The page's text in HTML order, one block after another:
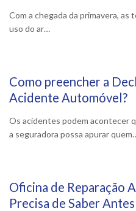
Com a chegada da primavera, as
uso do ar…
27 Fevereiro, 2025
Como preencher a
Acidente Automóvel?
Os acidentes podem acontecer
a seguradora possa apurar
17 Fevereiro, 2025
Oficina de Reparação
Precisa de Saber